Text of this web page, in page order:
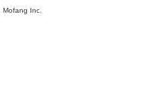
Mofang Inc.